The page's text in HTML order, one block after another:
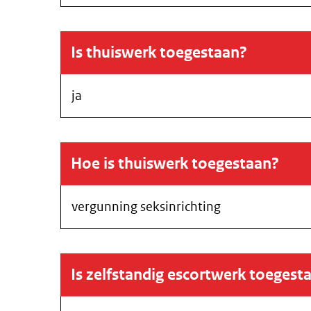
Is thuiswerk toegestaan?
ja
Hoe is thuiswerk toegestaan?
vergunning seksinrichting
Is zelfstandig escortwerk